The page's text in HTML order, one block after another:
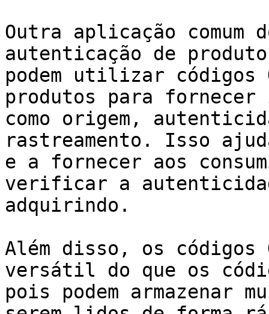
Outra aplicação comum
autenticação de
podem utilizar códigos
produtos para
como origem,
rastreamento. Isso
e a fornecer aos
verificar a
adquirindo.
Além disso, os códigos
versátil do que os
pois podem armazenar